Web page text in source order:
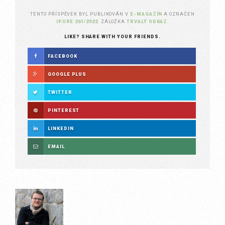
TENTO PŘÍSPĚVEK BYL PUBLIKOVÁN V E-MAGAZÍN A OZNAČEN
IPURE 261/2022. ZÁLOŽKATRVALÝ ODKAZ
LIKE? SHARE WITH YOUR FRIENDS.
FACEBOOK
GOOGLE PLUS
TWITTER
PINTEREST
LINKEDIN
EMAIL